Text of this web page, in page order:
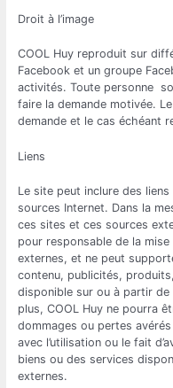
Droit à l’image
COOL Huy reproduit sur
Facebook et un groupe
activités. Toute personne
faire la demande motivée.
demande et le cas échéant
Liens
Le site peut inclure des liens
sources Internet. Dans la
ces sites et ces sources
pour responsable de la
externes, et ne peut
contenu, publicités,
disponible sur ou à partir
plus, COOL Huy ne pourra
dommages ou pertes
avec l’utilisation ou le fait
biens ou des services
externes.